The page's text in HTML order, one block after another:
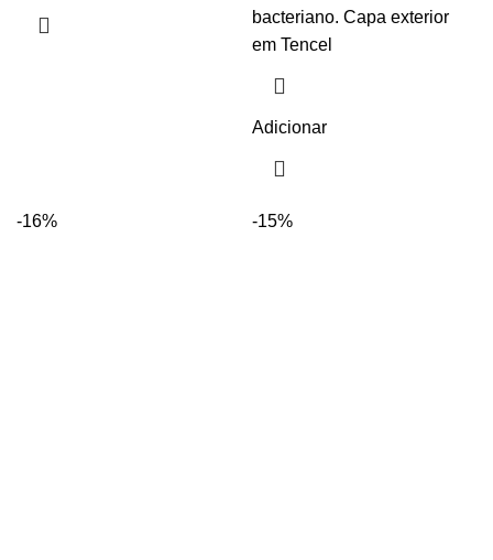
bacteriano. Capa exterior
em Tencel
Adicionar
-16% -15%